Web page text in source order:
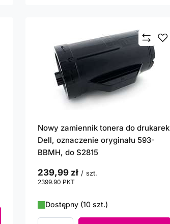
Nowy zamiennik tonera do drukarek
Dell, oznaczenie oryginału 593-
BBMH, do S2815
239,99 zł / szt.
2399.90 PKT
Dostępny (10 szt.)